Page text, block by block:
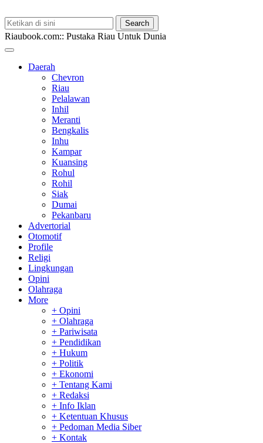
Riaubook.com:: Pustaka Riau Untuk Dunia
Daerah
Chevron
Riau
Pelalawan
Inhil
Meranti
Bengkalis
Inhu
Kampar
Kuansing
Rohul
Rohil
Siak
Dumai
Pekanbaru
Advertorial
Otomotif
Profile
Religi
Lingkungan
Opini
Olahraga
More
+ Opini
+ Olahraga
+ Pariwisata
+ Pendidikan
+ Hukum
+ Politik
+ Ekonomi
+ Tentang Kami
+ Redaksi
+ Info Iklan
+ Ketentuan Khusus
+ Pedoman Media Siber
+ Kontak